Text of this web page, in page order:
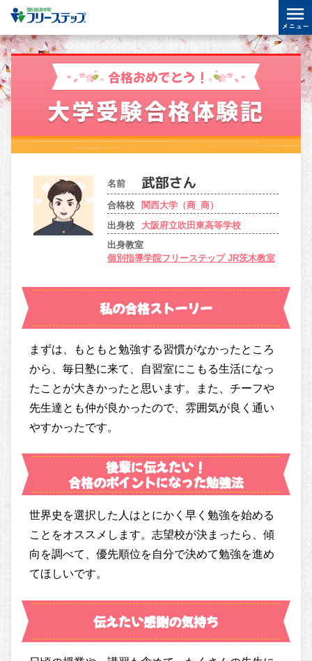
合格おめでとう！
大学受験合格体験記
名前
合格校
関西大学（商_商）
出身校
大阪府立吹田東高等学校
出身教室
個別指導学院フリーステップ JR茨木教室
私の合格ストーリー
まずは、もともと勉強する習慣がなかったところ
から、毎日塾に来て、自習室にこもる生活になっ
たことが大きかったと思います。また、チーフや
先生達とも仲が良かったので、雰囲気が良く通い
やすかったです。
後輩に伝えたい！
合格のポイントになった勉強法
世界史を選択した人はとにかく早く勉強を始める
ことをオススメします。志望校が決まったら、傾
向を調べて、優先順位を自分で決めて勉強を進め
てほしいです。
伝えたい感謝の気持ち